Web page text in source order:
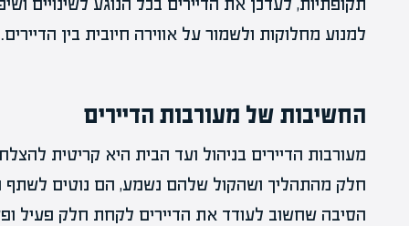
למנוע מחלוקות ולשמור על אווירה חיובית בין הדיירים.
החשיבות של מעורבות הדיירים
מעורבות הדיירים בניהול ועד הבית היא קריטית
חלק מהתהליך ושהקול שלהם נשמע, הם נוטים לשתף
הסיבה שחשוב לעודד את הדיירים לקחת חלק פעיל